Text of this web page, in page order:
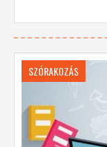
SZÓRAKOZÁS